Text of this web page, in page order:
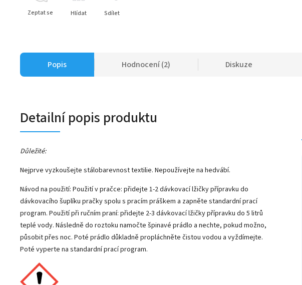
Zeptat se Hlídat Sdílet
Popis Hodnocení (2) Diskuze
Detailní popis produktu
Důležité:
Nejprve vyzkoušejte stálobarevnost textilie. Nepoužívejte na hedvábí.
Návod na použití: Použití v pračce: přidejte 1-2 dávkovací lžičky přípravku do
dávkovacího šuplíku pračky spolu s pracím práškem a zapněte standardní prací
program. Použití při ručním praní: přidejte 2-3 dávkovací lžičky přípravku do 5 litrů
teplé vody. Následně do roztoku namočte špinavé prádlo a nechte, pokud možno,
působit přes noc. Poté prádlo důkladně propláchněte čistou vodou a vyždímejte.
Poté vyperte na standardní prací program.